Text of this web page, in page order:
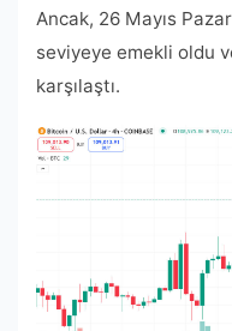
Ancak, 26 Mayıs
seviyeye emekli oldu
karşılaştı.